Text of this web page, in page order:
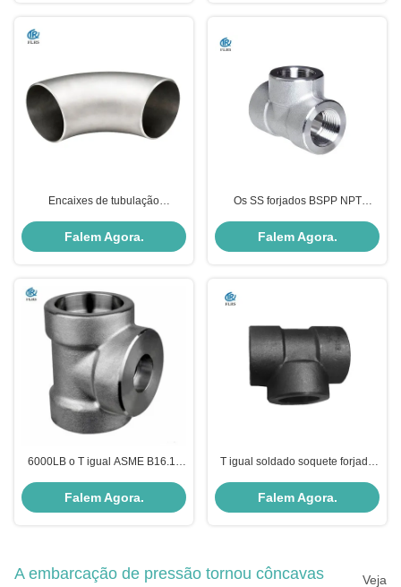
Encaixes de tubulação
frente e verso do cotovelo de
A815 UNS S32750/S31803 para
Falem Agora.
Os SS forjados BSPP NPT
do soquete
Falem Agora.
6000LB o T igual ASME B16.11
aço
Falem Agora.
T igual soldado soquete forjado
Falem Agora.
A embarcação de pressão tornou côncavas
Veja